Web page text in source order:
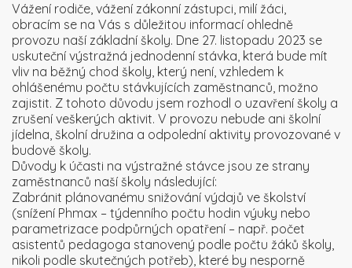
Vážení rodiče, vážení zákonní zástupci, milí žáci,
obracím se na Vás s důležitou informací ohledně
provozu naší základní školy. Dne 27. listopadu 2023 se
uskuteční výstražná jednodenní stávka, která bude mít
vliv na běžný chod školy, který není, vzhledem k
ohlášenému počtu stávkujících zaměstnanců, možno
zajistit. Z tohoto důvodu jsem rozhodl o uzavření školy a
zrušení veškerých aktivit. V provozu nebude ani školní
jídelna, školní družina a odpolední aktivity provozované v
budově školy.
Důvody k účasti na výstražné stávce jsou ze strany
zaměstnanců naší školy následující:
Zabránit plánovanému snižování výdajů ve školství
(snížení Phmax – týdenního počtu hodin výuky nebo
parametrizace podpůrných opatření – např. počet
asistentů pedagoga stanovený podle počtu žáků školy,
nikoli podle skutečných potřeb), které by nesporně